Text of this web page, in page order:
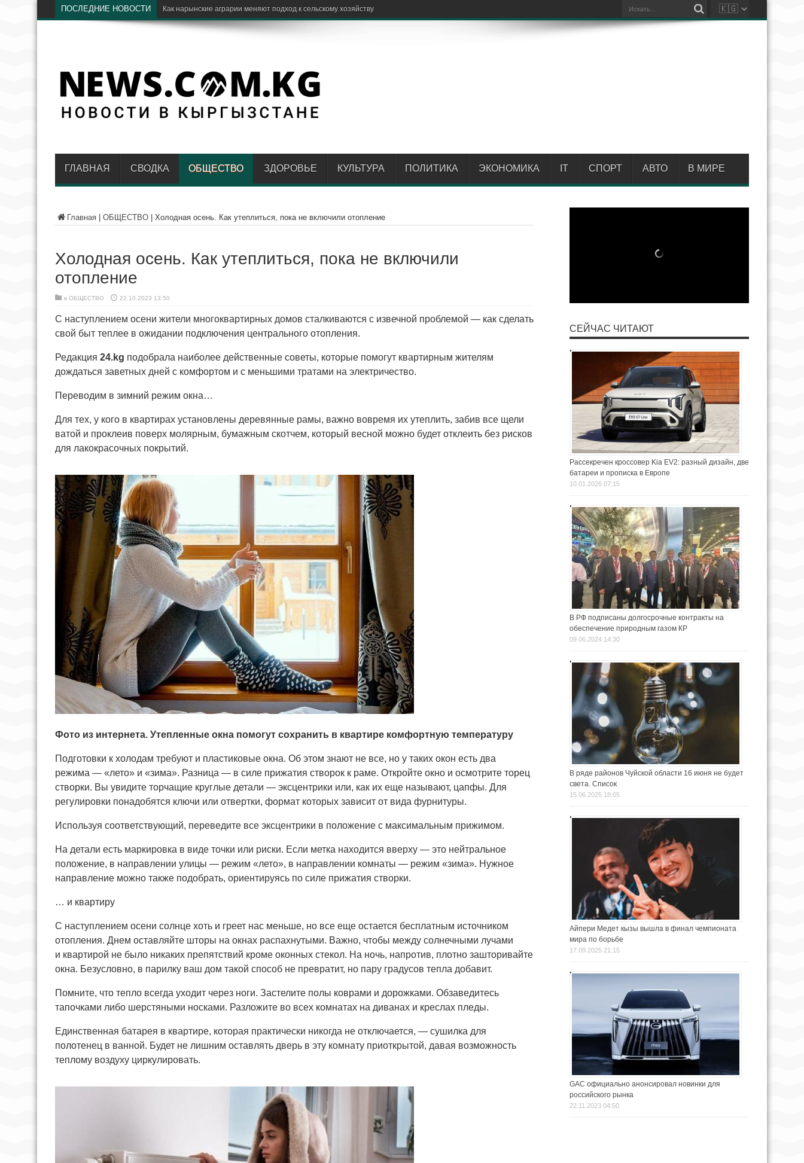
ПОСЛЕДНИЕ НОВОСТИ Чолпон-Ата примет международн
ГЛАВНАЯ СВОДКА ОБЩЕСТВО ЗДОРОВЬЕ КУЛЬТУРА ПОЛИТИКА ЭКОНОМИКА IT СПОРТ АВТО В МИРЕ
Главная ОБЩЕСТВО Холодная осень. Как утеплиться, пока не включили отопление
Холодная осень. Как утеплиться, пока не включили
отопление
в ОБЩЕСТВО 22.10.2023 13:50
С наступлением осени жители многоквартирных домов сталкиваются с извечной проблемой — как сделать
свой быт теплее в ожидании подключения центрального отопления.
Редакция 24.kg подобрала наиболее действенные советы, которые помогут квартирным жителям
дождаться заветных дней с комфортом и с меньшими тратами на электричество.
Переводим в зимний режим окна…
Для тех, у кого в квартирах установлены деревянные рамы, важно вовремя их утеплить, забив все щели
ватой и проклеив поверх молярным, бумажным скотчем, который весной можно будет отклеить без рисков
для лакокрасочных покрытий.
Фото из интернета. Утепленные окна помогут сохранить в квартире комфортную температуру
Подготовки к холодам требуют и пластиковые окна. Об этом знают не все, но у таких окон есть два
режима — «лето» и «зима». Разница — в силе прижатия створок к раме. Откройте окно и осмотрите торец
створки. Вы увидите торчащие круглые детали — эксцентрики или, как их еще называют, цапфы. Для
регулировки понадобятся ключи или отвертки, формат которых зависит от вида фурнитуры.
Используя соответствующий, переведите все эксцентрики в положение с максимальным прижимом.
На детали есть маркировка в виде точки или риски. Если метка находится вверху — это нейтральное
положение, в направлении улицы — режим «лето», в направлении комнаты — режим «зима». Нужное
направление можно также подобрать, ориентируясь по силе прижатия створки.
… и квартиру
С наступлением осени солнце хоть и греет нас меньше, но все еще остается бесплатным источником
отопления. Днем оставляйте шторы на окнах распахнутыми. Важно, чтобы между солнечными лучами
и квартирой не было никаких препятствий кроме оконных стекол. На ночь, напротив, плотно зашторивайте
окна. Безусловно, в парилку ваш дом такой способ не превратит, но пару градусов тепла добавит.
Помните, что тепло всегда уходит через ноги. Застелите полы коврами и дорожками. Обзаведитесь
тапочками либо шерстяными носками. Разложите во всех комнатах на диванах и креслах пледы.
Единственная батарея в квартире, которая практически никогда не отключается, — сушилка для
полотенец в ванной. Будет не лишним оставлять дверь в эту комнату приоткрытой, давая возможность
теплому воздуху циркулировать.
СЕЙЧАС ЧИТАЮТ
Рассекречен кроссовер Kia EV2: разный дизайн, две
батареи и прописка в Европе
10.01.2026 07:15
В РФ подписаны долгосрочные контракты на
обеспечение природным газом КР
09.06.2024 14:30
В ряде районов Чуйской области 16 июня не будет
света. Список
15.06.2025 18:05
Айпери Медет кызы вышла в финал чемпионата
мира по борьбе
17.09.2025 21:15
GAC официально анонсировал новинки для
российского рынка
22.11.2023 04:50